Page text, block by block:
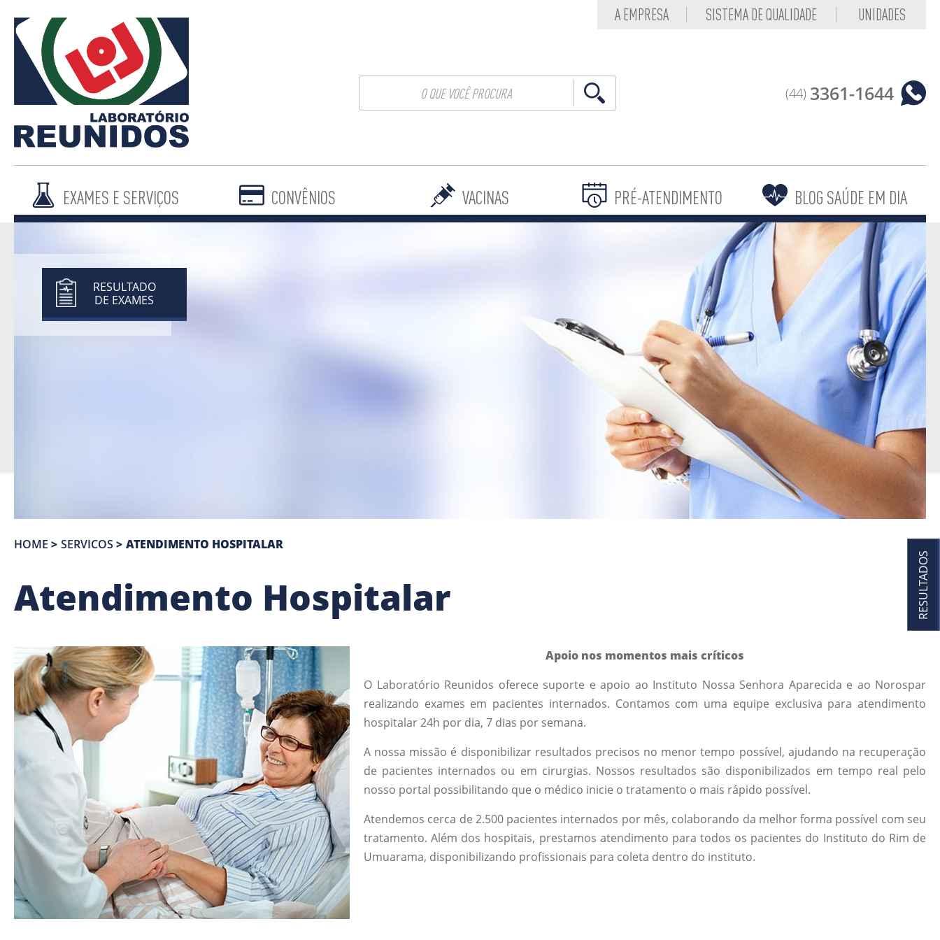
A EMPRESA SISTEMA DE QUALIDADE UNIDADES
(44) 3361-1644
EXAMES E SERVIÇOS CONVÊNIOS VACINAS PRÉ-ATENDIMENTO BLOG SAÚDE EM DIA
RESULTADO
DE EXAMES
HOME > SERVICOS > ATENDIMENTO HOSPITALAR
Atendimento Hospitalar
Apoio nos momentos mais críticos
O Laboratório Reunidos oferece suporte e apoio ao Instituto Nossa Senhora Aparecida e ao Norospar
realizando exames em pacientes internados. Contamos com uma equipe exclusiva para atendimento
hospitalar 24h por dia, 7 dias por semana.
A nossa missão é disponibilizar resultados precisos no menor tempo possível, ajudando na recuperação
de pacientes internados ou em cirurgias. Nossos resultados são disponibilizados em tempo real pelo
nosso portal possibilitando que o médico inicie o tratamento o mais rápido possível.
Atendemos cerca de 2.500 pacientes internados por mês, colaborando da melhor forma possível com seu
tratamento. Além dos hospitais, prestamos atendimento para todos os pacientes do Instituto do Rim de
Umuarama, disponibilizando profissionais para coleta dentro do instituto.
RESULTADOS